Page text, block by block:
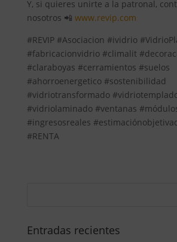
Y, si quieres unirte a la patronal,
nosotros 📲 www.revip.com
#REVIP #Asociacion #ividrio
#fabricacionvidrio #climalit
#claraboyas #cerramientos #suelos
#ahorroenergetico #sostenibilidad
#vidriotransformado
#vidriolaminado #ventanas
#ingresosreales
#RENTA
Entradas recientes